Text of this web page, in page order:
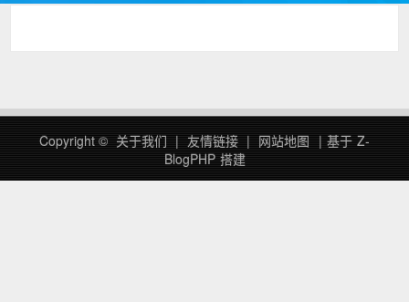
Copyright © 关于我们 | 友情链接 | 网站地图 | 基于 Z-
BlogPHP 搭建